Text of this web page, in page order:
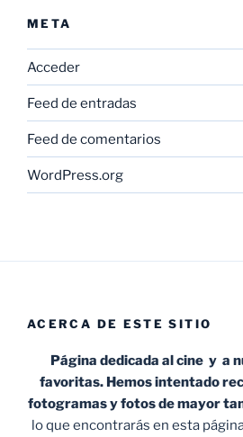
META
Acceder
Feed de entradas
Feed de comentarios
WordPress.org
ACERCA DE ESTE SITIO
Página dedicada al cine y a
favoritas. Hemos intentado
fotogramas y fotos de mayor
lo que encontrarás en esta